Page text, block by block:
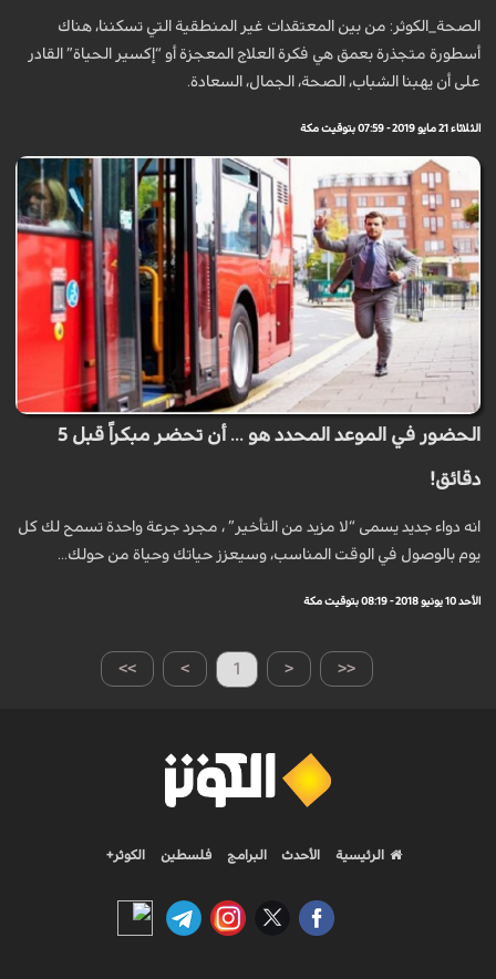
الصحة_الكوثر: من بين المعتقدات غير المنطقية التي تسكننا، هناك
أسطورة متجذرة بعمق هي فكرة العلاج المعجزة أو “إكسير الحياة” القادر
على أن يهبنا الشباب، الصحة، الجمال، السعادة.
الثلاثاء 21 مايو 2019 - 07:59 بتوقيت مكة
الحضور في الموعد المحدد هو ... أن تحضر مبكراً قبل 5
دقائق!
انه دواء جديد يسمى “لا مزيد من التأخير” ، مجرد جرعة واحدة تسمح لك كل
يوم بالوصول في الوقت المناسب، وسيعزز حياتك وحياة من حولك...
الأحد 10 يونيو 2018 - 08:19 بتوقيت مكة
>> > 1 < <<
الرئيسية الأحدث البرامج فلسطين الكوثر+